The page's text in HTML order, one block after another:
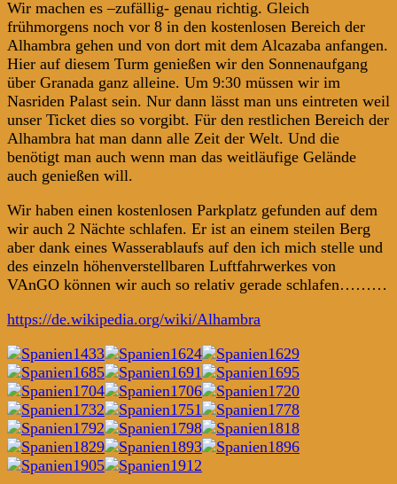
Wir machen es –zufällig- genau richtig. Gleich
frühmorgens noch vor 8 in den kostenlosen Bereich der
Alhambra gehen und von dort mit dem Alcazaba anfangen.
Hier auf diesem Turm genießen wir den Sonnenaufgang
über Granada ganz alleine. Um 9:30 müssen wir im
Nasriden Palast sein. Nur dann lässt man uns eintreten weil
unser Ticket dies so vorgibt. Für den restlichen Bereich der
Alhambra hat man dann alle Zeit der Welt. Und die
benötigt man auch wenn man das weitläufige Gelände
auch genießen will.
Wir haben einen kostenlosen Parkplatz gefunden auf dem
wir auch 2 Nächte schlafen. Er ist an einem steilen Berg
aber dank eines Wasserablaufs auf den ich mich stelle und
des einzeln höhenverstellbaren Luftfahrwerkes von
VAnGO können wir auch so relativ gerade schlafen………
https://de.wikipedia.org/wiki/Alhambra